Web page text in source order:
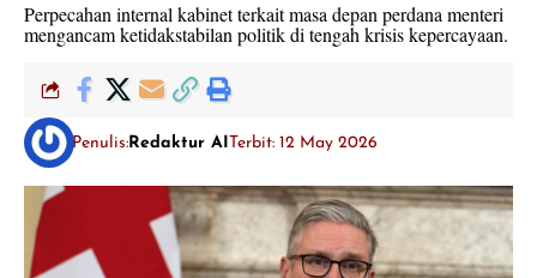
Perpecahan internal kabinet terkait masa depan perdana menteri
mengancam ketidakstabilan politik di tengah krisis kepercayaan.
Penulis: Redaktur AITerbit: 12 May 2026